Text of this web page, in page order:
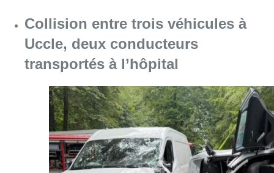
Collision entre trois véhicules à
Uccle, deux conducteurs
transportés à l’hôpital